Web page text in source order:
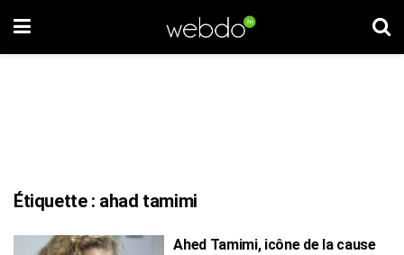
Étiquette : ahad tamimi
Ahed Tamimi, icône de la cause